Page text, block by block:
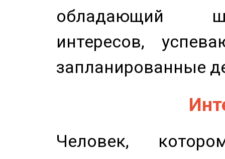
обладающий
интересов,
запланированные
Человек,